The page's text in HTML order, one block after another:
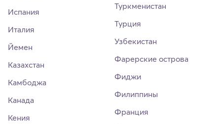
Испания
Италия
Йемен
Казахстан
Камбоджа
Канада
Кения
Туркменистан
Турция
Узбекистан
Фарерские острова
Фиджи
Филиппины
Франция